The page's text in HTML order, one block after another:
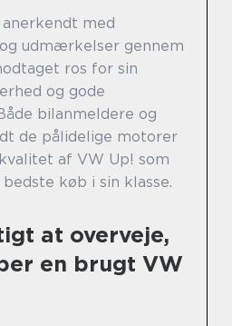
med
udmærkelser gennem
ros for sin
og gode
bilanmeldere og
de pålidelige motorer
af VW Up! som
køb i sin klasse.
at overveje,
en brugt VW